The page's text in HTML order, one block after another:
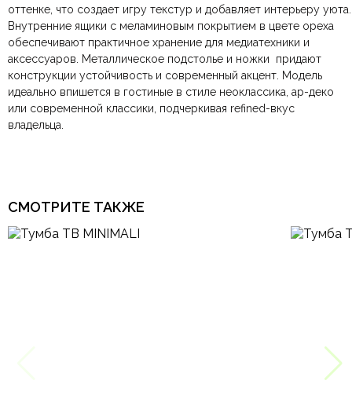
оттенке, что создает игру текстур и добавляет интерьеру уюта.
Внутренние ящики с меламиновым покрытием в цвете ореха
обеспечивают практичное хранение для медиатехники и
аксессуаров. Металлическое подстолье и ножки придают
конструкции устойчивость и современный акцент. Модель
идеально впишется в гостиные в стиле неоклассика, ар-деко
или современной классики, подчеркивая refined-вкус
владельца.
Цвет Белый, Хром, Черный
Форма столешницы Прямоугольная
Особенности На ножках, Низкие
Стиль
Современный, Эклектика
По Москве и Санкт-Петербургу:быстрая
Яндекс.Доставка— доставка в день заказа.
Безналичная оплата по счёту— для юридических и
физических лиц.
Онлайн оплата картой— быстрая и безопасная через
сайт.
Ваша общая оценка
Заголовок вашего отзыва
СМОТРИТЕ ТАКЖЕ